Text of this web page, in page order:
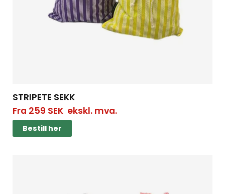
STRIPETE SEKK
Fra 259 SEKekskl. mva.
Bestill her